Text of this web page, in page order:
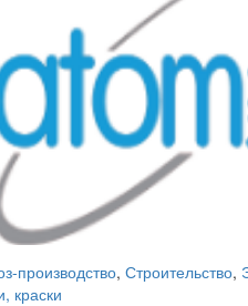
производство, Строительство,
краски